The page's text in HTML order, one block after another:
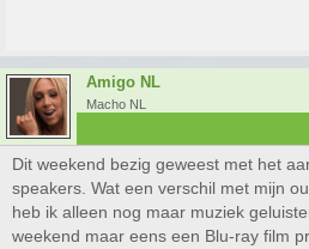
Amigo NL
Macho NL
Dit weekend bezig geweest met het
speakers. Wat een verschil met mijn
heb ik alleen nog maar muziek
weekend maar eens een Blu-ray film